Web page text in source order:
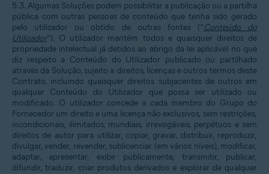
5.3. Algumas Soluções podem possibilitar a publicação ou a partilha
pública com outras pessoas de conteúdo que tenha sido gerado
pelo utilizador ou obtido de outras fontes (“Conteúdo do
Utilizador”). O utilizador mantém todos e quaisquer direitos de
propriedade intelectual já detidos ao abrigo da lei aplicável no que
diz respeito a Conteúdo do Utilizador publicado ou partilhado
através da Solução, sujeito a direitos, licenças e outros termos deste
Contrato, incluindo quaisquer direitos subjacentes de outros em
qualquer Conteúdo do Utilizador que possa ser utilizado ou
modificado. O utilizador concede a cada membro do Grupo do
Fornecedor um direito e uma licença não exclusivos, sem restrições,
incondicionais, ilimitados, mundiais, irrevogáveis, perpétuos e sem
direitos de autor para utilizar, copiar, gravar, distribuir, reproduzir,
divulgar, vender, revender, sublicenciar (em vários níveis), modificar,
adaptar, apresentar, exibir publicamente, transmitir, publicar,
difundir, traduzir, criar produtos derivados e explorar de qualquer